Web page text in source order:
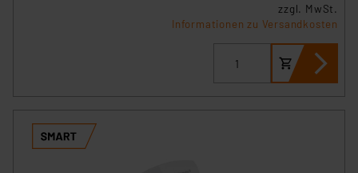
zzgl. MwSt.
Informationen zu Versandkosten